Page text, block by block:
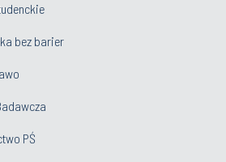
bez barier
PŚ